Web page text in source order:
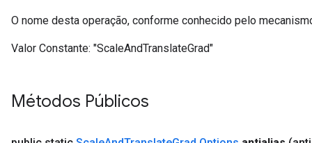
O nome desta operação, conforme conhecido pelo
Valor Constante: "ScaleAndTranslateGrad"
Métodos Públicos